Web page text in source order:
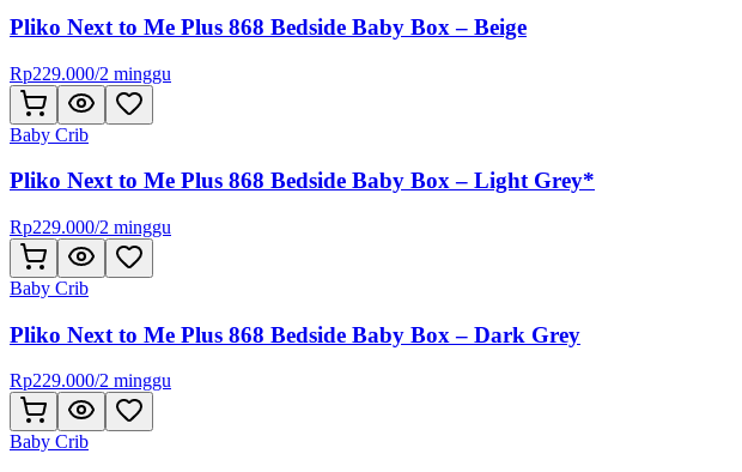
Pliko Next to Me Plus 868 Bedside Baby Box – Beige
Rp229.000/2 minggu
Baby Crib
Pliko Next to Me Plus 868 Bedside Baby Box – Light Grey*
Rp229.000/2 minggu
Baby Crib
Pliko Next to Me Plus 868 Bedside Baby Box – Dark Grey
Rp229.000/2 minggu
Baby Crib